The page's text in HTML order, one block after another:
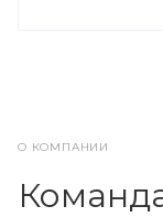
О КОМПАНИИ